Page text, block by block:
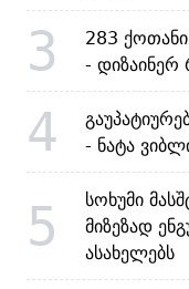
3
283
- დიზაინერ
4
- ნატა
5
სოხუმი
მიზეზად
ასახელებს